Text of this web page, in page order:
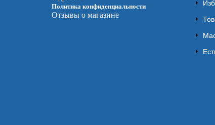
Политика конфиденциальности
Отзывы о магазине